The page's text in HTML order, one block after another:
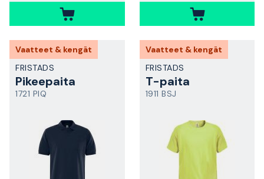
Vaatteet & kengät
FRISTADS
Pikeepaita
1721 PIQ
Vaatteet & kengät
FRISTADS
T-paita
1911 BSJ